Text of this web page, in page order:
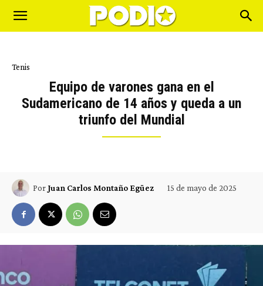
Tenis
Equipo de varones gana en el
Sudamericano de 14 años y queda a un
triunfo del Mundial
PorJuan Carlos Montaño Egüez 15 de mayo de 2025